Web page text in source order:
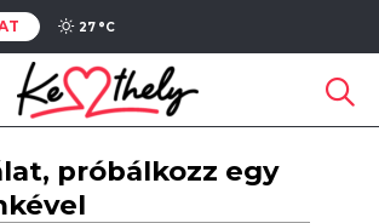
27 °C
próbálkozz egy